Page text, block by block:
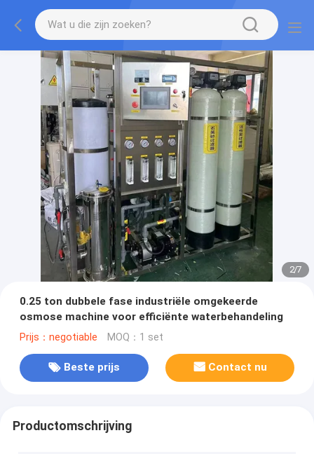
2/7
0.25 ton dubbele fase industriële omgekeerde
osmose machine voor efficiënte waterbehandeling
Prijs：negotiable MOQ：1 set
Beste prijs Contact nu
Productomschrijving